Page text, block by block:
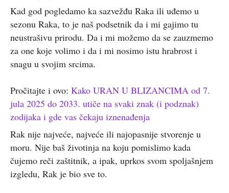
Kad god pogledamo ka sazvežđu Raka ili uđemo u
sezonu Raka, to je naš podsetnik da i mi gajimo tu
neustrašivu prirodu. Da i mi možemo da se zauzmemo
za one koje volimo i da i mi nosimo istu hrabrost i
snagu u svojim srcima.
Pročitajte i ovo: Kako URAN U BLIZANCIMA od 7.
jula 2025 do 2033. utiče na svaki znak (i podznak)
zodijaka i gde vas čekaju iznenađenja
Rak nije najveće, najveće ili najopasnije stvorenje u
moru. Nije baš životinja na koju pomislimo kada
čujemo reči zaštitnik, a ipak, uprkos svom spoljašnjem
izgledu, Rak je bio sve to.